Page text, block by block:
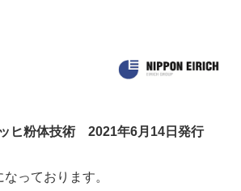
ヒ粉体技術 2021年6月14日発行
っております。